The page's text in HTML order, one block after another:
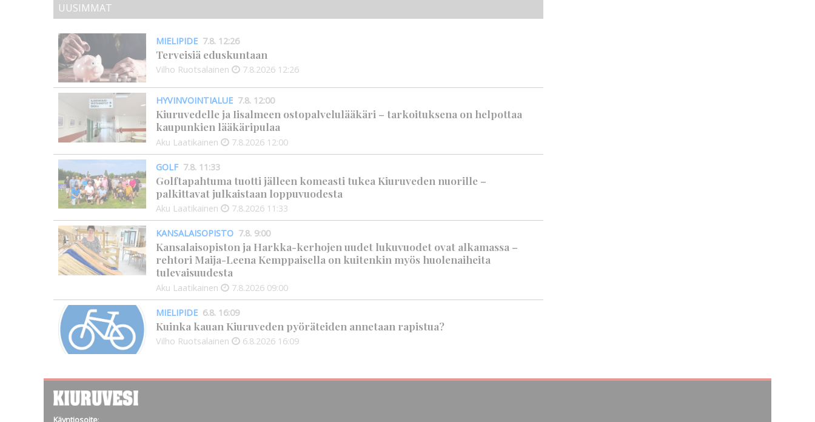
UUSIMMAT
MIELIPIDE 7.8. 12:26
Terveisiä eduskuntaan
Vilho Ruotsalainen 7.8.2026 12:26
HYVINVOINTIALUE 7.8. 12:00
Kiuruvedelle ja Iisalmeen ostopalvelulääkäri – tarkoituksena on helpottaa
kaupunkien lääkäripulaa
Aku Laatikainen 7.8.2026 12:00
GOLF 7.8. 11:33
Golftapahtuma tuotti jälleen komeasti tukea Kiuruveden nuorille –
palkittavat julkaistaan loppuvuodesta
Aku Laatikainen 7.8.2026 11:33
KANSALAISOPISTO 7.8. 9:00
Kansalaisopiston ja Harkka-kerhojen uudet lukuvuodet ovat alkamassa –
rehtori Maija-Leena Kemppaisella on kuitenkin myös huolenaiheita
tulevaisuudesta
Aku Laatikainen 7.8.2026 09:00
MIELIPIDE 6.8. 16:09
Kuinka kauan Kiuruveden pyöräteiden annetaan rapistua?
Vilho Ruotsalainen 6.8.2026 16:09
Käyntiosoite: